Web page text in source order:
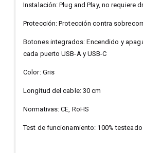
Instalación: Plug and Play, no requiere
Protección: Protección contra
Botones integrados: Encendido y
cada puerto USB-A y USB-C
Color: Gris
Longitud del cable: 30 cm
Normativas: CE, RoHS
Test de funcionamiento: 100% testeado